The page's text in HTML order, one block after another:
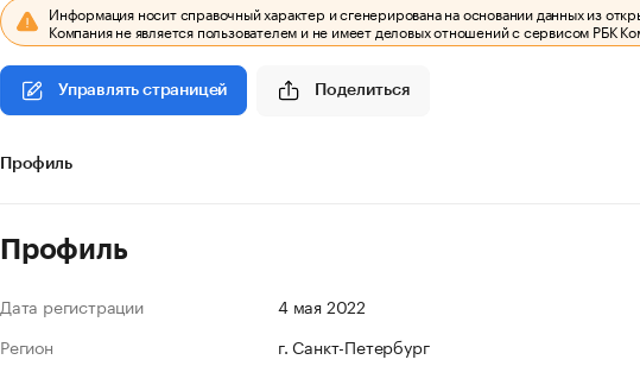
Информация носит справочный характер и сгенерирована на основании данных из
Компания не является пользователем и не имеет деловых отношений с сервисом РБК
Управлять страницей Поделиться
Профиль
Профиль
Дата регистрации
4 мая 2022
Регион
г. Санкт-Петербург